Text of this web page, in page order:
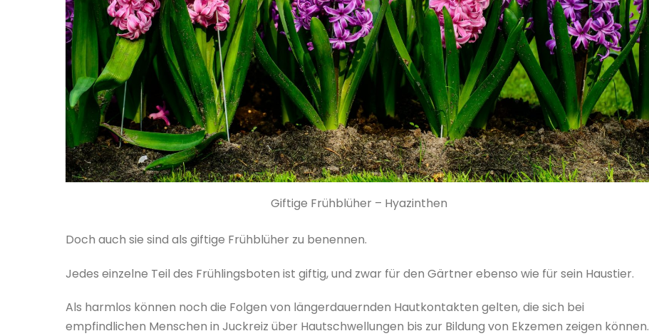
Giftige Frühblüher – Hyazinthen
Doch auch sie sind als giftige Frühblüher zu benennen.
Jedes einzelne Teil des Frühlingsboten ist giftig, und zwar für den Gärtner ebenso wie für sein Haustier.
Als harmlos können noch die Folgen von längerdauernden Hautkontakten gelten, die sich bei
empfindlichen Menschen in Juckreiz über Hautschwellungen bis zur Bildung von Ekzemen zeigen können.